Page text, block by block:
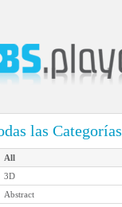
las Categorías
All
3D
Abstract